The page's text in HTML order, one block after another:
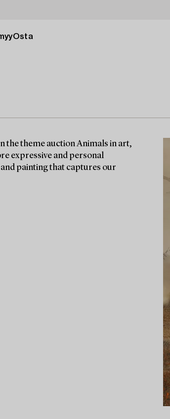
Osta
the theme auction Animals in art,
expressive and personal
painting that captures our